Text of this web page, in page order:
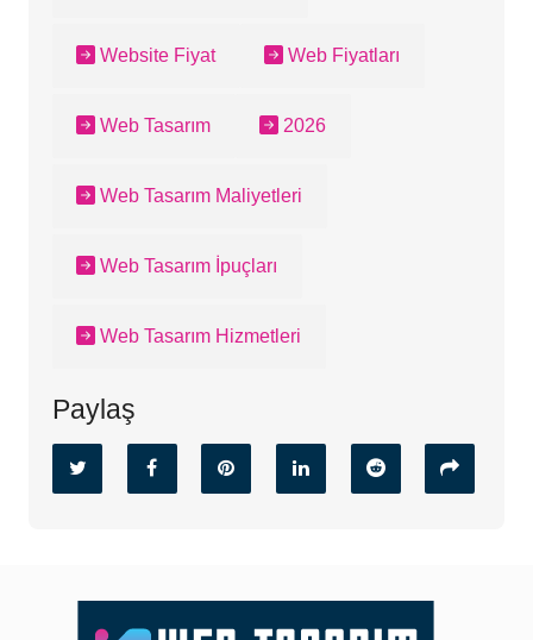
Website Fiyat Web Fiyatları
Web Tasarım 2026
Web Tasarım Maliyetleri
Web Tasarım İpuçları
Web Tasarım Hizmetleri
Paylaş